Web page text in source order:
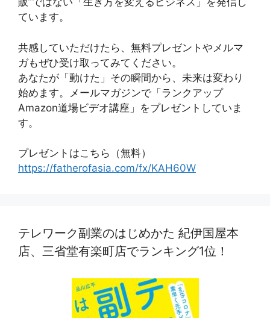
ています。
共感していただけたら、無料プレゼントやメルマ
ガもぜひ受け取ってみてください。
あなたが「動けた」その瞬間から、未来は変わり
始めます。メールマガジンで「ランクアップ
Amazon道場ビデオ講座」をプレゼントしていま
す。
プレゼントはこちら（無料）
https://fatherofasia.com/fx/KAH60W
テレワーク副業のはじめかた 紀伊国屋本
店、三省堂有楽町店でランキング1位！